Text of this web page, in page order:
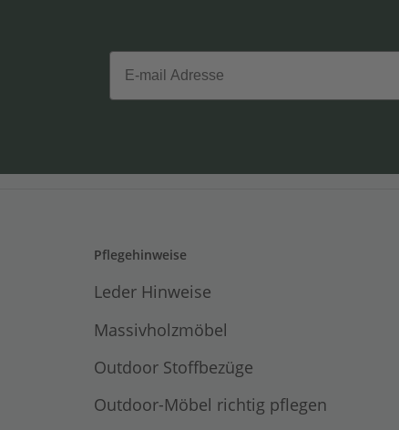
Email
Pflegehinweise
Leder Hinweise
Massivholzmöbel
Outdoor Stoffbezüge
Outdoor-Möbel richtig pflegen